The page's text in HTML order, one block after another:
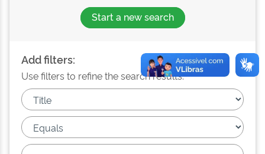
Start a new search
Add filters:
Use filters to refine the search results.